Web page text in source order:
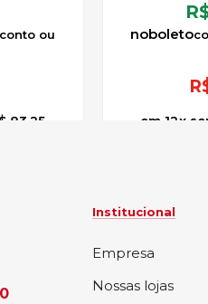
83,25
noboleto
12x
Institucional
Empresa
Nossas lojas